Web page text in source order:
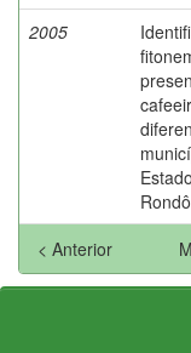
2005
< Anterior